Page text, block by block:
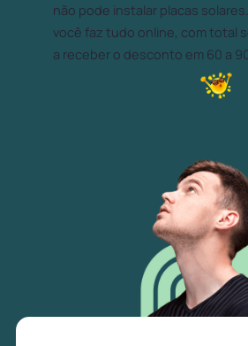
não pode instalar placas
você faz tudo online, com total
a receber o desconto em 60 a